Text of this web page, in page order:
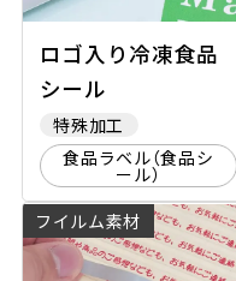
ロゴ入り冷凍食品
シール
特殊加工
食品ラベル（食品シ
ール）
フイルム素材